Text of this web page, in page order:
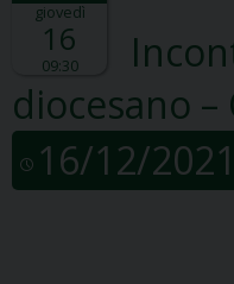
giovedì
16
09:30
diocesano –
16/12/